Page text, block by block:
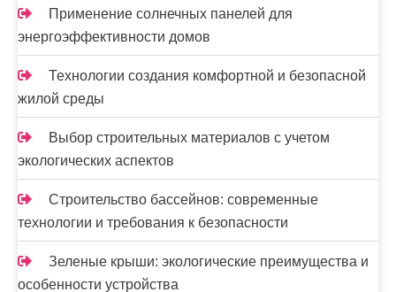
Применение солнечных панелей для
энергоэффективности домов
Технологии создания комфортной и безопасной
жилой среды
Выбор строительных материалов с учетом
экологических аспектов
Строительство бассейнов: современные
технологии и требования к безопасности
Зеленые крыши: экологические преимущества и
особенности устройства